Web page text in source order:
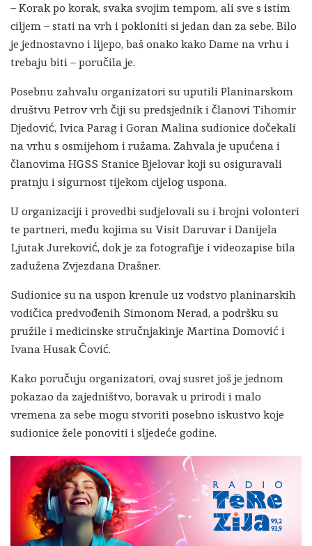
– Korak po korak, svaka svojim tempom, ali sve s istim
ciljem – stati na vrh i pokloniti si jedan dan za sebe. Bilo
je jednostavno i lijepo, baš onako kako Dame na vrhu i
trebaju biti – poručila je.
Posebnu zahvalu organizatori su uputili Planinarskom
društvu Petrov vrh čiji su predsjednik i članovi Tihomir
Djedović, Ivica Parag i Goran Malina sudionice dočekali
na vrhu s osmijehom i ružama. Zahvala je upućena i
članovima HGSS Stanice Bjelovar koji su osiguravali
pratnju i sigurnost tijekom cijelog uspona.
U organizaciji i provedbi sudjelovali su i brojni volonteri
te partneri, među kojima su Visit Daruvar i Danijela
Ljutak Jureković, dok je za fotografije i videozapise bila
zadužena Zvjezdana Drašner.
Sudionice su na uspon krenule uz vodstvo planinarskih
vodičica predvođenih Simonom Nerad, a podršku su
pružile i medicinske stručnjakinje Martina Domović i
Ivana Husak Čović.
Kako poručuju organizatori, ovaj susret još je jednom
pokazao da zajedništvo, boravak u prirodi i malo
vremena za sebe mogu stvoriti posebno iskustvo koje
sudionice žele ponoviti i sljedeće godine.